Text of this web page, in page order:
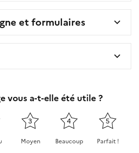
et formulaires
vous a-t-elle été utile ?
3
Moyen
4
Beaucoup
5
Parfait !